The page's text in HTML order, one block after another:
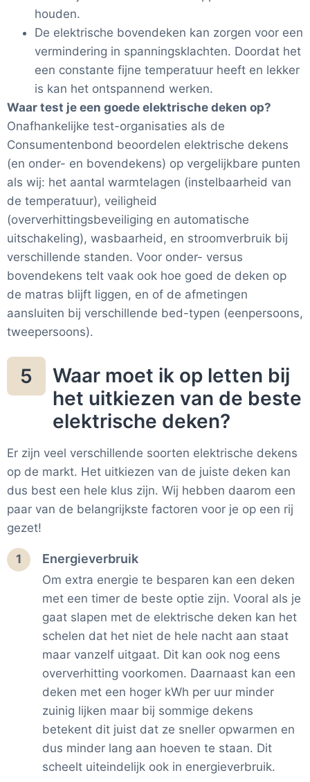
houden.
De elektrische bovendeken kan zorgen voor een
vermindering in spanningsklachten. Doordat het
een constante fijne temperatuur heeft en lekker
is kan het ontspannend werken.
Waar test je een goede elektrische deken op?
Onafhankelijke test-organisaties als de
Consumentenbond beoordelen elektrische dekens
(en onder- en bovendekens) op vergelijkbare punten
als wij: het aantal warmtelagen (instelbaarheid van
de temperatuur), veiligheid
(oververhittingsbeveiliging en automatische
uitschakeling), wasbaarheid, en stroomverbruik bij
verschillende standen. Voor onder- versus
bovendekens telt vaak ook hoe goed de deken op
de matras blijft liggen, en of de afmetingen
aansluiten bij verschillende bed-typen (eenpersoons,
tweepersoons).
5
Waar moet ik op letten bij
het uitkiezen van de beste
elektrische deken?
Er zijn veel verschillende soorten elektrische dekens
op de markt. Het uitkiezen van de juiste deken kan
dus best een hele klus zijn. Wij hebben daarom een
paar van de belangrijkste factoren voor je op een rij
gezet!
1 Energieverbruik
Om extra energie te besparen kan een deken
met een timer de beste optie zijn. Vooral als je
gaat slapen met de elektrische deken kan het
schelen dat het niet de hele nacht aan staat
maar vanzelf uitgaat. Dit kan ook nog eens
oververhitting voorkomen. Daarnaast kan een
deken met een hoger kWh per uur minder
zuinig lijken maar bij sommige dekens
betekent dit juist dat ze sneller opwarmen en
dus minder lang aan hoeven te staan. Dit
scheelt uiteindelijk ook in energieverbruik.